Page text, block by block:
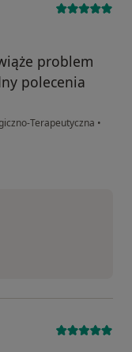
problem
polecenia
Terapeutyczna •